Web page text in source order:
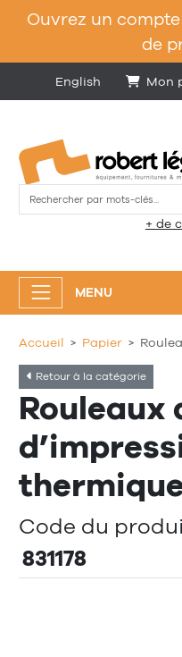
Ouvrez un
de
English Mon
+ de
MENU
Accueil Papier
Retour à la catégorie
Rouleaux
Code du
831178